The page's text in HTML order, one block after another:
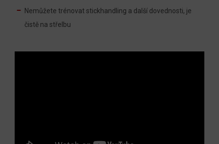
Nemůžete trénovat stickhandling a další dovednosti, je
čistě na střelbu